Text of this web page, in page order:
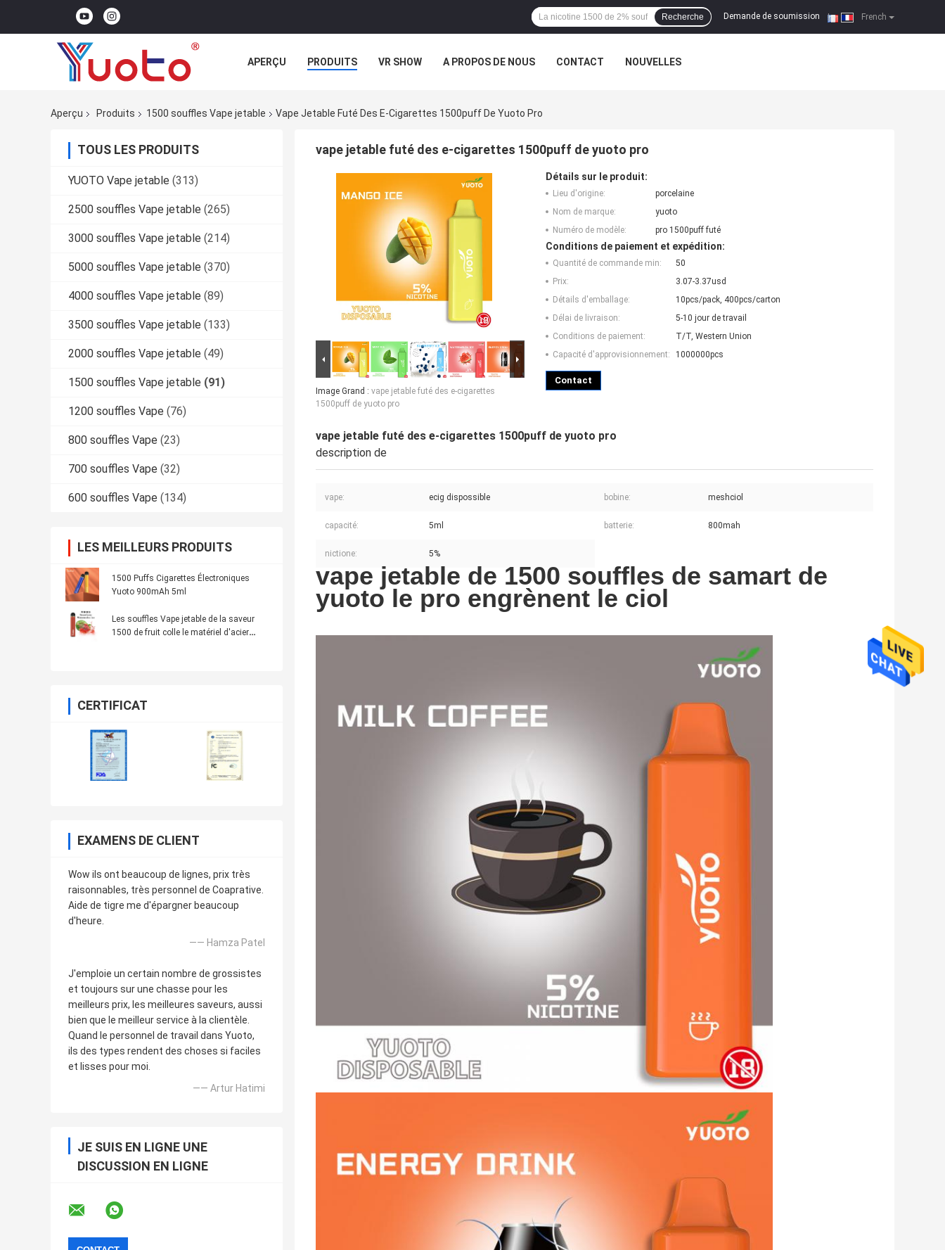
French
Demande de soumission |
Recherche
APERÇU PRODUITS VR SHOW A PROPOS DE NOUS CONTACT NOUVELLES
Aperçu Produits 1500 souffles Vape jetable Vape Jetable Futé Des E-Cigarettes 1500puff De Yuoto Pro
TOUS LES PRODUITS
YUOTO Vape jetable (313)
2500 souffles Vape jetable (265)
3000 souffles Vape jetable (214)
5000 souffles Vape jetable (370)
4000 souffles Vape jetable (89)
3500 souffles Vape jetable (133)
2000 souffles Vape jetable (49)
1500 souffles Vape jetable (91)
1200 souffles Vape (76)
800 souffles Vape (23)
700 souffles Vape (32)
600 souffles Vape (134)
LES MEILLEURS PRODUITS
1500 Puffs Cigarettes Électroniques
Yuoto 900mAh 5ml
Les souffles Vape jetable de la saveur
1500 de fruit colle le matériel d'acier
CERTIFICAT
EXAMENS DE CLIENT
Wow ils ont beaucoup de lignes, prix très
raisonnables, très personnel de Coaprative.
Aide de tigre me d'épargner beaucoup
d'heure.
—— Hamza Patel
J'emploie un certain nombre de grossistes
et toujours sur une chasse pour les
meilleurs prix, les meilleures saveurs, aussi
bien que le meilleur service à la clientèle.
Quand le personnel de travail dans Yuoto,
ils des types rendent des choses si faciles
et lisses pour moi.
—— Artur Hatimi
JE SUIS EN LIGNE UNE
DISCUSSION EN LIGNE
vape jetable futé des e-cigarettes 1500puff de yuoto pro
Image Grand : vape jetable futé des e-cigarettes
1500puff de yuoto pro
Détails sur le produit:
Lieu d'origine:
porcelaine
Nom de marque:
yuoto
Numéro de modèle:
pro 1500puff futé
Conditions de paiement et expédition:
Quantité de commande min:
50
Prix:
3.07-3.37usd
Détails d'emballage:
10pcs/pack, 400pcs/carton
Délai de livraison:
5-10 jour de travail
Conditions de paiement:
T/T, Western Union
Capacité d'approvisionnement:
1000000pcs
Contact
vape jetable futé des e-cigarettes 1500puff de yuoto pro
description de
vape: ecig dispossible bobine: meshciol
capacité: 5ml batterie: 800mah
nictione: 5%
vape jetable de 1500 souffles de samart de
yuoto le pro engrènent le ciol